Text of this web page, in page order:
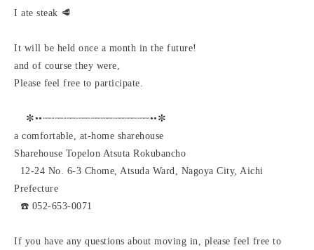
I ate steak 🥩
It will be held once a month in the future!
and of course they were,
Please feel free to participate.
✼••┈┈┈┈┈┈┈┈┈┈┈┈┈┈┈┈┈┈••✼
a comfortable, at-home sharehouse
Sharehouse Topelon Atsuta Rokubancho
12-24 No. 6-3 Chome, Atsuda Ward, Nagoya City, Aichi
Prefecture
☎️ 052-653-0071
If you have any questions about moving in, please feel free to